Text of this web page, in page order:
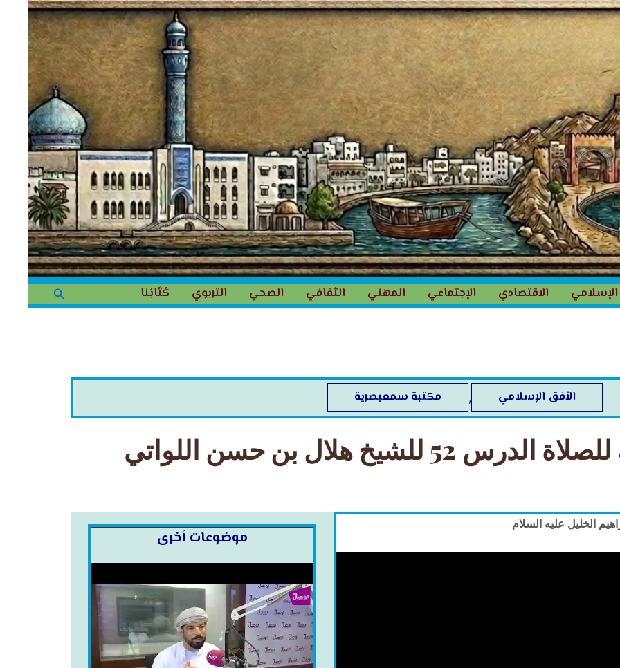
الإسلامي الاقتصادي الإجتماعي المهني الثقافي الصحي التربوي كُتَابُنا البحث
الأفق الإسلامي , مكتبة سمعبصرية
للشيخ هلال بن حسن اللواتي
الخليل عليه السلام
موضوعات أخرى